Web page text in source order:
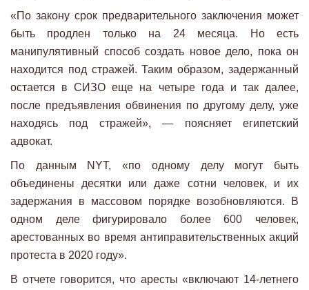
«По закону срок предварительного заключения может
быть продлен только на 24 месяца. Но есть
манипулятивный способ создать новое дело, пока он
находится под стражей. Таким образом, задержанный
остается в СИЗО еще на четыре года и так далее,
после предъявления обвинения по другому делу, уже
находясь под стражей», — поясняет египетский
адвокат.
По данным NYT, «по одному делу могут быть
объединены десятки или даже сотни человек, и их
задержания в массовом порядке возобновляются. В
одном деле фигурировало более 600 человек,
арестованных во время антиправительственных акций
протеста в 2020 году».
В отчете говорится, что аресты «включают 14-летнего